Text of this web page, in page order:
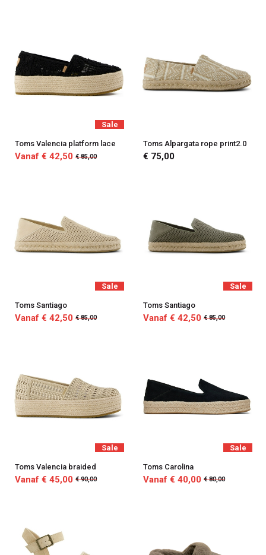
Sale
Toms Valencia platform lace
Vanaf € 42,50 € 85,00
Toms Alpargata rope print2.0
€ 75,00
Sale
Toms Santiago
Vanaf € 42,50 € 85,00
Sale
Toms Santiago
Vanaf € 42,50 € 85,00
Sale
Toms Valencia braided
Vanaf € 45,00 € 90,00
Sale
Toms Carolina
Vanaf € 40,00 € 80,00